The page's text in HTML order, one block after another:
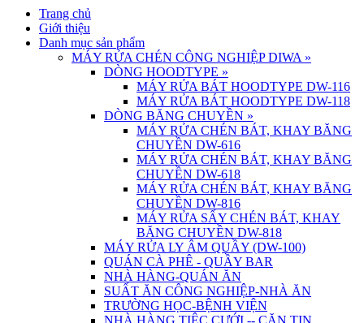
Trang chủ
Giới thiệu
Danh mục sản phẩm
MÁY RỬA CHÉN CÔNG NGHIỆP DIWA »
DÒNG HOODTYPE »
MÁY RỬA BÁT HOODTYPE DW-116
MÁY RỬA BÁT HOODTYPE DW-118
DÒNG BĂNG CHUYỀN »
MÁY RỬA CHÉN BÁT, KHAY BĂNG
CHUYỀN DW-616
MÁY RỬA CHÉN BÁT, KHAY BĂNG
CHUYỀN DW-618
MÁY RỬA CHÉN BÁT, KHAY BĂNG
CHUYỀN DW-816
MÁY RỬA SẤY CHÉN BÁT, KHAY
BĂNG CHUYỀN DW-818
MÁY RỬA LY ÂM QUẦY (DW-100)
QUÁN CÀ PHÊ - QUẦY BAR
NHÀ HÀNG-QUÁN ĂN
SUẤT ĂN CÔNG NGHIỆP-NHÀ ĂN
TRƯỜNG HỌC-BỆNH VIỆN
NHÀ HÀNG TIỆC CƯỚI -- CĂN TIN